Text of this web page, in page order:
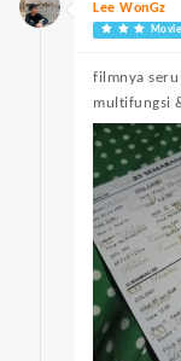
Lee WonGz
filmnya
multifungsi